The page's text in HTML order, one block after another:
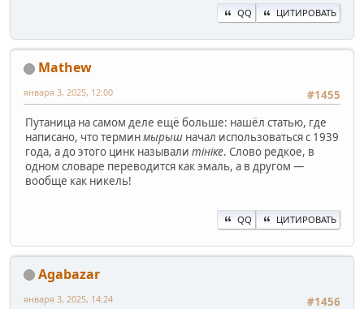
QQ ЦИТИРОВАТЬ
Mathew
#1455
января 3, 2025, 12:00
Путаница на самом деле ещё больше: нашёл статью, где
написано, что терминмырыш начал использоваться с 1939
года, а до этого цинк называли тініке. Слово редкое, в
одном словаре переводится как эмаль, а в другом —
вообще как никель!
QQ ЦИТИРОВАТЬ
Agabazar
#1456
января 3, 2025, 14:24